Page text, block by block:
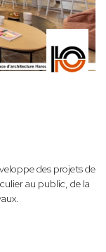
des projets de
au public, de la